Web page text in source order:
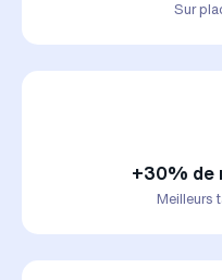
Sur
+30% de
Meilleurs